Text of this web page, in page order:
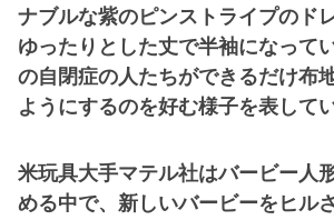
ナブルな紫のピンストライプのド
ゆったりとした丈で半袖になって
の自閉症の人たちができるだけ布
ようにするのを好む様子を表してい
米玩具大手マテル社はバービー人
める中で、新しいバービーをヒル